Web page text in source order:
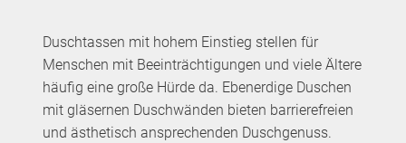
Duschtassen mit hohem Einstieg stellen für
Menschen mit Beeinträchtigungen und viele Ältere
häufig eine große Hürde da. Ebenerdige Duschen
mit gläsernen Duschwänden bieten barrierefreien
und ästhetisch ansprechenden Duschgenuss.